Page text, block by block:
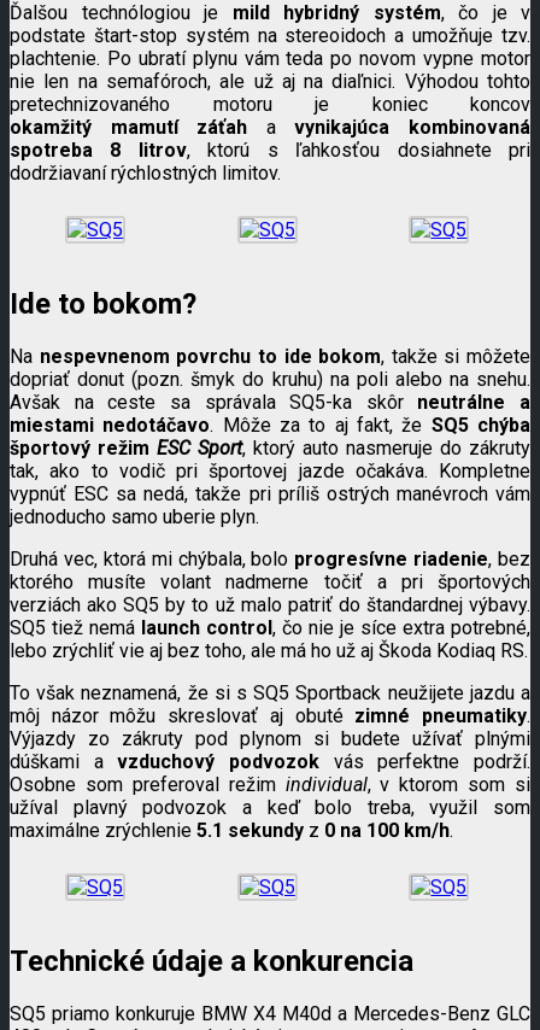
Ďalšou technólogiou je mild hybridný systém, čo je v
podstate štart-stop systém na stereoidoch a umožňuje tzv.
plachtenie. Po ubratí plynu vám teda po novom vypne motor
nie len na semafóroch, ale už aj na diaľnici. Výhodou tohto
pretechnizovaného motoru je koniec koncov
okamžitý
mamutí záťah avynikajúca kombinovaná
spotreba 8 litrov, ktorú s ľahkosťou dosiahnete pri
dodržiavaní rýchlostných limitov.
Ide to bokom?
Na nespevnenom povrchu to ide bokom, takže si môžete
dopriať donut (pozn. šmyk do kruhu) na poli alebo na snehu.
Avšak na ceste sa správala SQ5-ka skôr neutrálne a
miestami nedotáčavo. Môže za to aj fakt, že SQ5 chýba
športový režim ESC Sport, ktorý auto nasmeruje do zákruty
tak, ako to vodič pri športovej jazde očakáva. Kompletne
vypnúť ESC sa nedá, takže pri príliš ostrých manévroch vám
jednoducho samo uberie plyn.
Druhá vec, ktorá mi chýbala, bolo progresívne riadenie, bez
ktorého musíte volant nadmerne točiť a pri športových
verziách ako SQ5 by to už malo patriť do štandardnej výbavy.
SQ5 tiež nemá launch control, čo nie je síce extra potrebné,
lebo zrýchliť vie aj bez toho, ale má ho už aj Škoda Kodiaq RS.
To však neznamená, že si s SQ5 Sportback neužijete jazdu a
môj názor môžu skreslovať aj obuté zimné pneumatiky.
Výjazdy zo zákruty pod plynom si budete užívať plnými
dúškami avzduchový podvozok vás perfektne podrží.
Osobne som preferoval režim individual, v ktorom som si
užíval plavný podvozok a keď bolo treba, využil som
maximálne zrýchlenie 5.1 sekundy z 0 na 100 km/h.
Technické údaje a konkurencia
SQ5 priamo konkuruje BMW X4 M40d a Mercedes-Benz GLC